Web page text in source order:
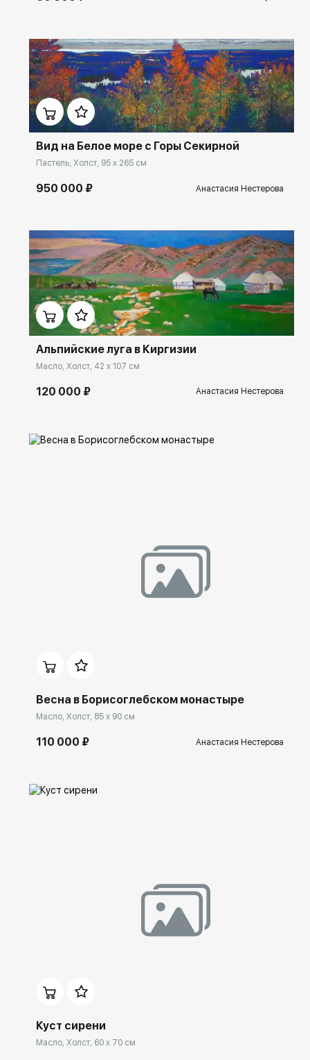
Домен: ekb.rakovgallery.ru
Вид на Белое море с Горы Секирной
Пастель, Холст, 95 x 265 см
950 000 ₽ Анастасия Нестерова
Домен: ekb.rakovgallery.ru
Альпийские луга в Киргизии
Масло, Холст, 42 x 107 см
120 000 ₽ Анастасия Нестерова
Весна в Борисоглебском монастыре
Масло, Холст, 85 x 90 см
110 000 ₽ Анастасия Нестерова
Куст сирени
Масло, Холст, 60 x 70 см